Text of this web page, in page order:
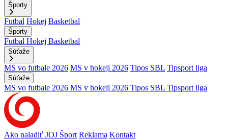
Športy
Futbal Hokej Basketbal
Športy
Futbal Hokej Basketbal
Súťaže
MS vo futbale 2026 MS v hokeji 2026 Tipos SBL Tipsport liga
Súťaže
MS vo futbale 2026 MS v hokeji 2026 Tipos SBL Tipsport liga
Ako naladiť JOJ Šport Reklama Kontakt